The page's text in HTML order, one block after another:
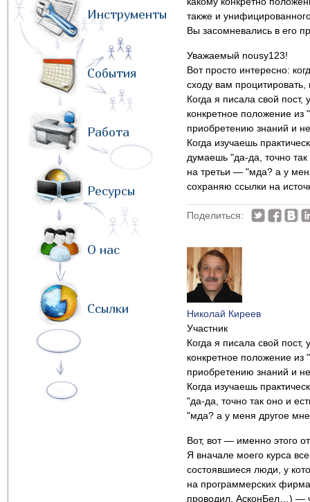
Инструменты
События
Работа
Ресурсы
О нас
Ссылки
также и
Вы засомневались в его
Уважаемый nousy123!
Вот просто интересно:
сходу вам
Когда я писала свой
конкретное положение из
приобретению знаний и
Когда изучаешь
думаешь "да-да, точно
на третьи — "мда? а у
сохраняю ссылки на
Поделиться:
Николай Киреев
Участник
Когда я писала свой
конкретное положение из
приобретению знаний и
Когда изучаешь
"да-да, точно так оно и
"мда? а у меня другое
Вот, вот — именно этого
Я вначале моего курса
состоявшиеся люди, у
на программерских
проводил, АсконБел…) —